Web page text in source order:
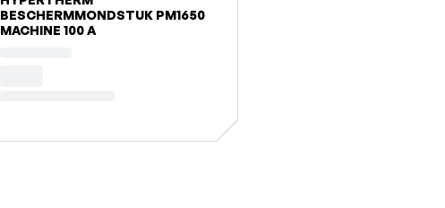
BESCHERMMONDSTUK PM1650
MACHINE 100 A